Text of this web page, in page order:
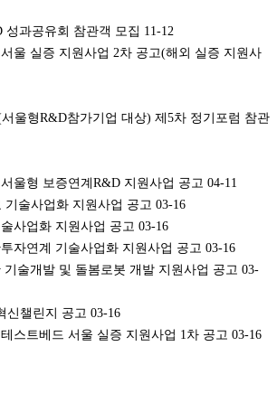
성과공유회 참관객 모집 11-12
울 실증 지원사업 2차 공고(해외 실증 지원사
울형R&D참가기업 대상) 제5차 정기포럼 참관
울형 보증연계R&D 지원사업 공고 04-11
기술사업화 지원사업 공고 03-16
사업화 지원사업 공고 03-16
자연계 기술사업화 지원사업 공고 03-16
기술개발 및 돌봄로봇 개발 지원사업 공고 03-
신챌린지 공고 03-16
스트베드 서울 실증 지원사업 1차 공고 03-16